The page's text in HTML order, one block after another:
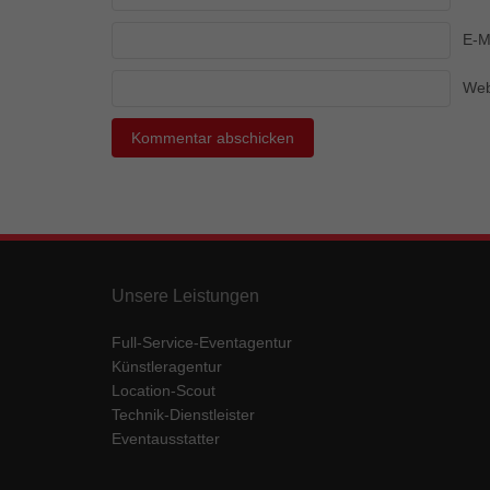
E-
Unsere Leistungen
Full-Service-Eventagentur
Künstleragentur
Location-Scout
Technik-Dienstleister
Eventausstatter